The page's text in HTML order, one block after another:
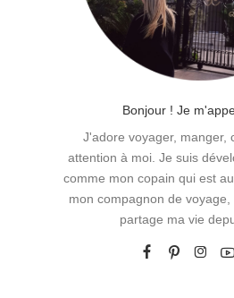
Bonjour ! Je
J'adore voyager, manger,
attention à moi. Je suis
comme mon copain qui est
mon compagnon de
partage ma vie